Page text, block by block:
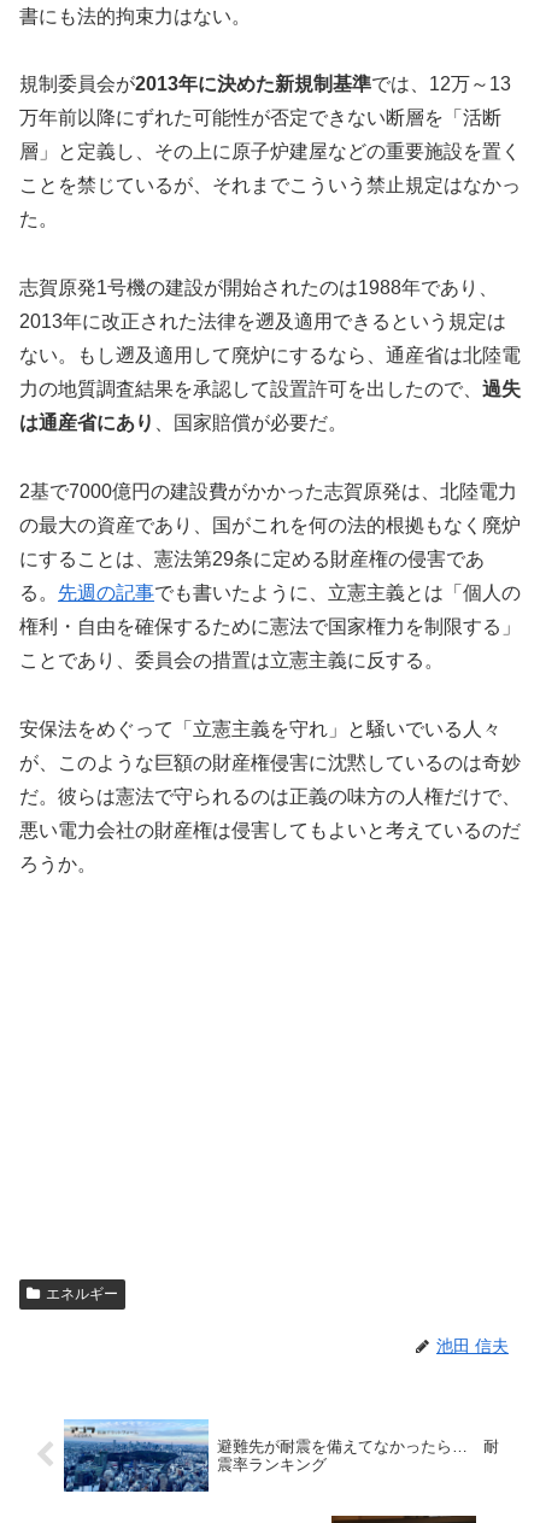
書にも法的拘束力はない。
規制委員会が2013年に決めた新規制基準では、12万～13
万年前以降にずれた可能性が否定できない断層を「活断
層」と定義し、その上に原子炉建屋などの重要施設を置く
ことを禁じているが、それまでこういう禁止規定はなかっ
た。
志賀原発1号機の建設が開始されたのは1988年であり、
2013年に改正された法律を遡及適用できるという規定は
ない。もし遡及適用して廃炉にするなら、通産省は北陸電
力の地質調査結果を承認して設置許可を出したので、 過失
は通産省にあり
、国家賠償が必要だ。
2基で7000億円の建設費がかかった志賀原発は、北陸電力
の最大の資産であり、国がこれを何の法的根拠もなく廃炉
にすることは、憲法第29条に定める財産権の侵害であ
る。 先週の記事でも書いたように、立憲主義とは「個人の
権利・自由を確保するために憲法で国家権力を制限する」
ことであり、委員会の措置は立憲主義に反する。
安保法をめぐって「立憲主義を守れ」と騒いでいる人々
が、このような巨額の財産権侵害に沈黙しているのは奇妙
だ。彼らは憲法で守られるのは正義の味方の人権だけで、
悪い電力会社の財産権は侵害してもよいと考えているのだ
ろうか。
エネルギー
池田 信夫
避難先が耐震を備えてなかったら… 耐
震率ランキング